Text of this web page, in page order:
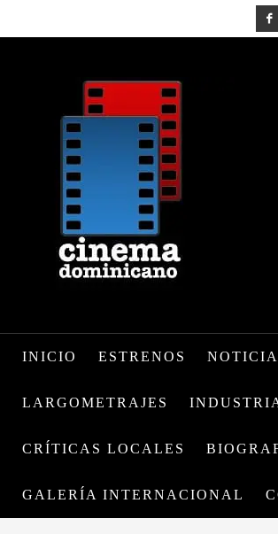
INICIO ESTRENOS
LARGOMETRAJES
CRÍTICAS LOCALES
GALERÍA INTERNACIONAL